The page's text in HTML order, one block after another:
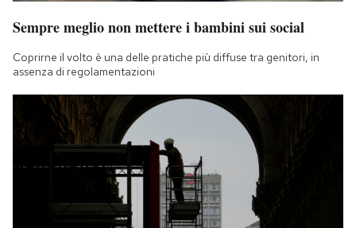
Sempre meglio non mettere i bambini sui social
Coprirne il volto è una delle pratiche più diffuse tra genitori, in
assenza di regolamentazioni